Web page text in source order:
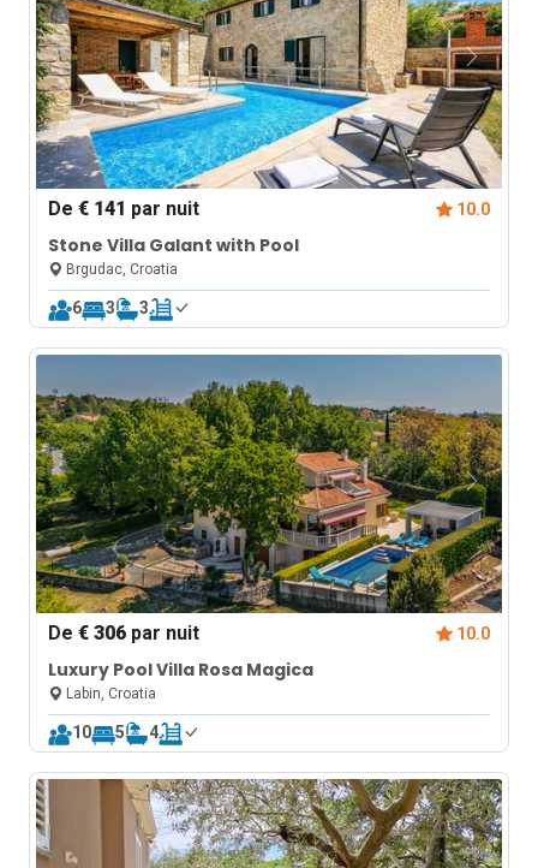
De€ 141 par nuit 10.0
Stone Villa Galant with Pool
Brgudac, Croatia
6 3 3
De€ 306 par nuit 10.0
Luxury Pool Villa Rosa Magica
Labin, Croatia
10 5 4